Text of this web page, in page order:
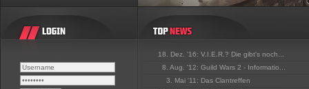
18. Dez. '16: V.I.E.R.? Die gibt's noch...
8. Aug. '12: Guild Wars 2 - Informatio...
3. Mai '11: Das Clantreffen